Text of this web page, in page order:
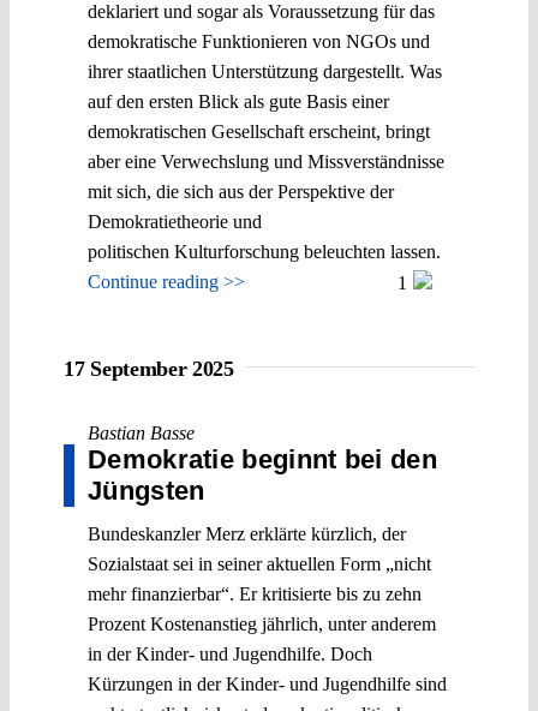
deklariert und sogar als Voraussetzung für das
demokratische Funktionieren von NGOs und
ihrer staatlichen Unterstützung dargestellt. Was
auf den ersten Blick als gute Basis einer
demokratischen Gesellschaft erscheint, bringt
aber eine Verwechslung und Missverständnisse
mit sich, die sich aus der Perspektive der
Demokratietheorie und
politischen Kulturforschung beleuchten lassen.
Continue reading >>
1
17 September 2025
Bastian Basse
Demokratie beginnt bei den
Jüngsten
Bundeskanzler Merz erklärte kürzlich, der
Sozialstaat sei in seiner aktuellen Form „nicht
mehr finanzierbar“. Er kritisierte bis zu zehn
Prozent Kostenanstieg jährlich, unter anderem
in der Kinder- und Jugendhilfe. Doch
Kürzungen in der Kinder- und Jugendhilfe sind